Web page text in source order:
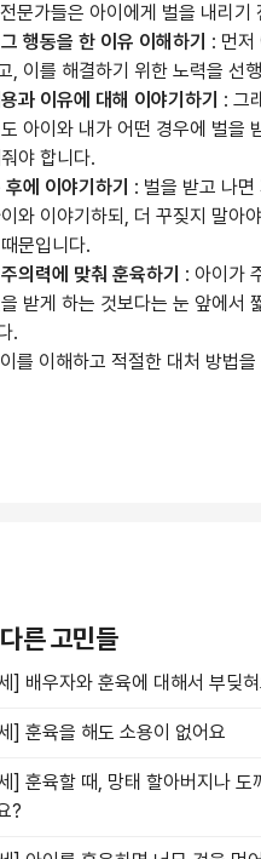
문가들은 아이에게 벌을 내리
행동을 한 이유 이해하기 : 먼저
, 이를 해결하기 위한 노력을 선
과 이유에 대해 이야기하기 : 그
아이와 내가 어떤 경우에 벌을
야 합니다.
에 이야기하기 : 벌을 받고 나면
와 이야기하되, 더 꾸짖지 말아
문입니다.
의력에 맞춰 훈육하기 : 아이가
받게 하는 것보다는 눈 앞에서
.
를 이해하고 적절한 대처 방법
른 고민들
배우자와 훈육에 대해서 부딪
훈육을 해도 소용이 없어요
훈육할 때, 망태 할아버지나 도
?